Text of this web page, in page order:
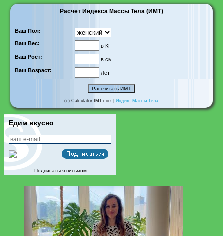
Расчет Индекса Массы Тела (ИМТ)
Ваш Пол:
Ваш Вес:
в КГ
Ваш Рост:
в см
Ваш Возраст:
Лет
(c) Calculator-IMT.com | Индекс Массы Тела
Едим вкусно
Подписаться письмом